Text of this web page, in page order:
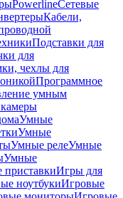
PowerlineСетевые
Кабели,
Подставки для
для
чехлы для
Программное
умным
Умные
Умные
Умные релеУмные
Умные
Игры для
ноутбукиИгровые